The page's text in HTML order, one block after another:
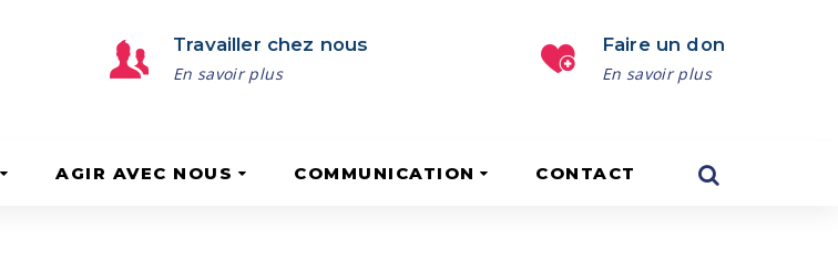
Travailler chez nous
En savoir plus
Faire un don
En savoir plus
AGIR AVEC NOUS COMMUNICATION CONTACT